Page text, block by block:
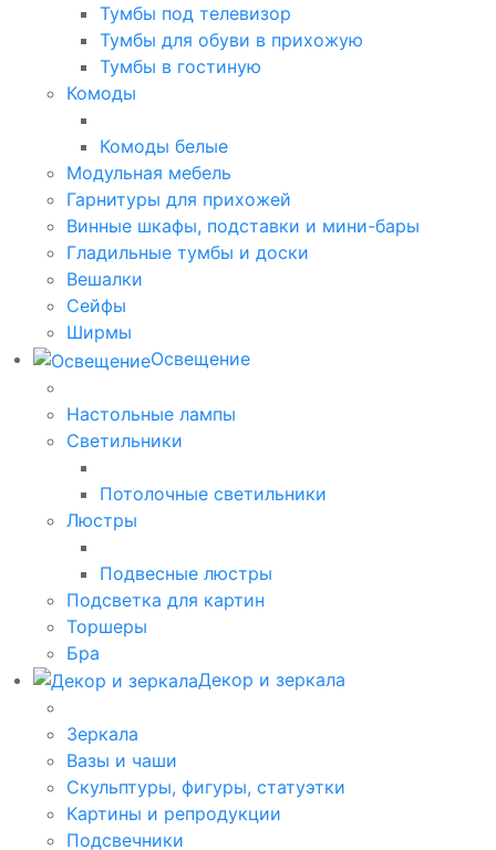
Тумбы под телевизор
Тумбы для обуви в прихожую
Тумбы в гостиную
Комоды
Комоды белые
Модульная мебель
Гарнитуры для прихожей
Винные шкафы, подставки и мини-бары
Гладильные тумбы и доски
Вешалки
Сейфы
Ширмы
Освещение
Настольные лампы
Светильники
Потолочные светильники
Люстры
Подвесные люстры
Подсветка для картин
Торшеры
Бра
Декор и зеркала
Зеркала
Вазы и чаши
Скульптуры, фигуры, статуэтки
Картины и репродукции
Подсвечники